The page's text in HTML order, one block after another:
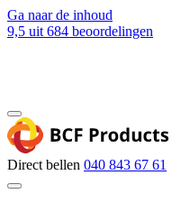
Ga naar de inhoud
9,5 uit 684 beoordelingen
Direct bellen 040 843 67 61